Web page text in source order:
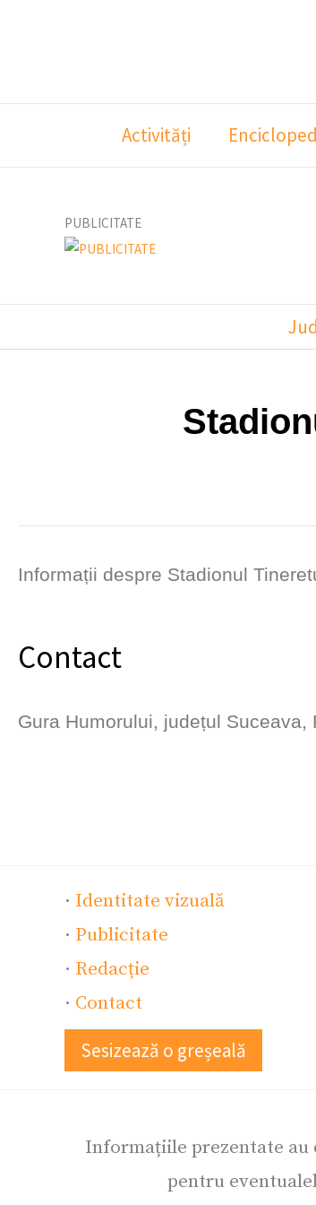
Activități
PUBLICITATE
Informații despre Stadionul
Contact
Gura Humorului, județul Suceava,
· Identitate vizuală
· Publicitate
· Redacție
· Contact
Sesizează o greșeală
Informațiile prezentate au
pentru